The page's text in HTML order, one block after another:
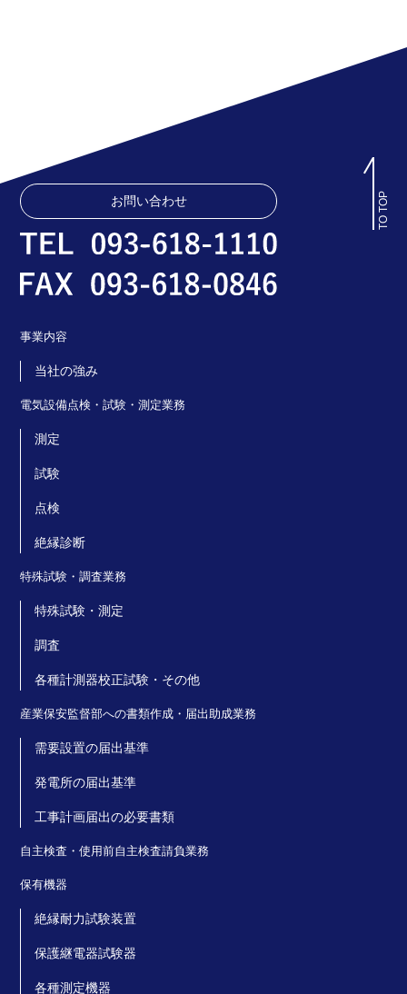
お問い合わせ
事業内容
当社の強み
電気設備点検・試験・測定業務
測定
試験
点検
絶縁診断
特殊試験・調査業務
特殊試験・測定
調査
各種計測器校正試験・その他
産業保安監督部への書類作成・届出助成業務
需要設置の届出基準
発電所の届出基準
工事計画届出の必要書類
自主検査・使用前自主検査請負業務
保有機器
絶縁耐力試験装置
保護継電器試験器
各種測定機器
TO TOP